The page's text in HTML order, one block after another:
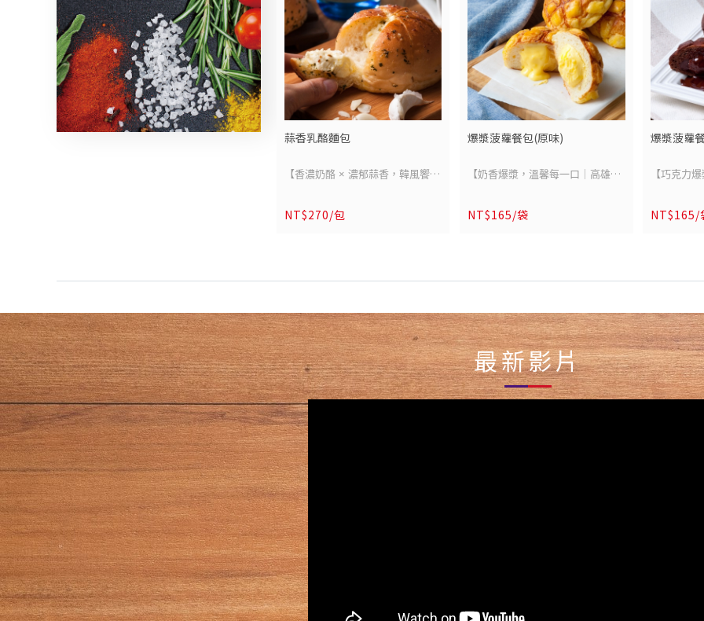
保存方式：冷凍保存 -18°C以下
-
保存方式：冷凍保存 -18°C以下
-
新鮮蔬菜熬製高湯慢火燉煮，讓肉
質厚實不柴、每一口都嫩滑多汁。
最後高溫烘烤至外皮金黃酥脆，一
刀切下，外酥內嫩、香氣四溢！搭
配爽脆解膩的德式酸菜，完美平衡
濃郁肉香，讓人一吃就停不下來。
這道曾經必須飛德國才能品嚐的經
典，如今在家就能輕鬆享受！高雄
質把關、安心製程，美味即刻上
商品單位：1份/包 (脆皮德國豬腳
x1，附贈德式風味酸菜包x1、芥末
醬x2)
重量：帶骨帶肉 570g / 隻・酸菜包
100g /包
保存期限：一年(未開封）
原產地 : 臺灣
豬肉原產地：加拿大
保存方式：冷凍保存 -18°C以下
-
貴香料匠心熬製，醇厚深邃、風味
多層。佐以特製刀削麵，口感Q彈
滑順，完美承載每一滴湯香。從食
材到工法，每一口皆為講究生活品
味者打造的高端饗宴。
-
商品成分：請參閱商品規格
削麵x1)
牛原料來源：牛腱肉(澳洲)、牛骨
(尼加拉瓜)
保存方式：冷凍保存 -18°C以下
-
肉，佐以
勁、滑順
爽。無需
天然原味
暖至心頭。
-
商品成分
削麵x1)
牛原料來
(尼加拉瓜)
保存方式
-
蒜香乳酪麵包
【香濃奶酪 × 濃郁蒜香，韓風饗宴
此商品為【預購品】每週一結單，
繼承韓國人氣美味，這款蒜香乳酪
麵包完美融合了澳洲奶油起司與無
鹽奶油，製成細膩滑順的內餡，外
酥內軟的麵包每一口都充滿濃郁奶
香。更加入帕瑪森乾酪粉與主廚特
製大蒜醬，蒜香撲鼻中帶著微微的
香辣，味蕾驚豔、回味無窮。無論
是輕食小點或搭配餐點，這款麵包
都能輕鬆點燃你的味覺，帶來不膩
又極致的滋味享受。
-
商品成分 : 請參閱商品規格
商品單位 : 6個/包
重量 : 390g/包
NT$270/包
爆漿菠蘿餐包(原味)
【奶香爆漿，溫馨每一口｜高雄空
此商品為【預購品】每週一結單，
這款原味爆漿菠蘿餐包，外層酥
脆，內裡軟嫩Q彈，每一口都帶來
濃郁的奶香滋味。經過低溫長時間
發酵的麵團，將每一分細緻口感完
美保留。切開的一瞬間，內餡的奶
-
NT$165/袋
爆漿菠蘿
【巧克力
此商品為【
這款爆漿
郁誘惑與
結合。每
覺體驗，
彈，切開
漿般濃烈
四溢的美
發酵，保
氣。無論
憩，微波
便，讓你
NT$165/
最新影片